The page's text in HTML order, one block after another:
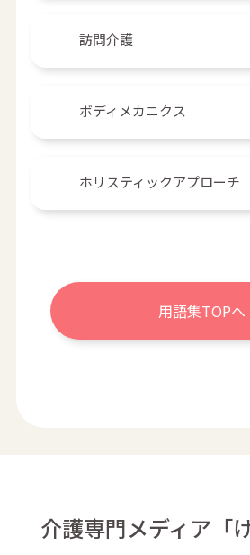
訪問介護
ボディメカニクス
ホリスティックアプローチ
用語集TOPへ
介護専門メディア「